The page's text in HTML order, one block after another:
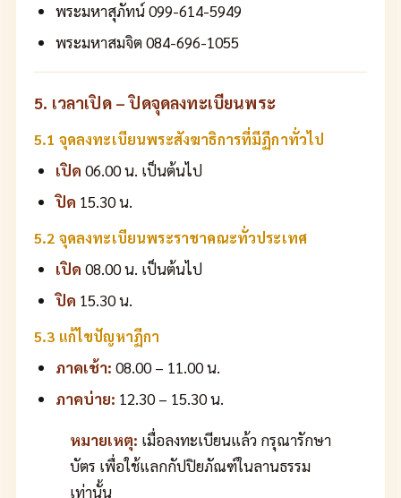
พระมหาสุภัทน์ 099-614-5949
พระมหาสมจิต 084-696-1055
5. เวลาเปิด – ปิดจุดลงทะเบียนพระ
5.1 จุดลงทะเบียนพระสังฆาธิการที่มีฏีกาทั่วไป
เปิด 06.00 น. เป็นต้นไป
ปิด 15.30 น.
5.2 จุดลงทะเบียนพระราชาคณะทั่วประเทศ
เปิด 08.00 น. เป็นต้นไป
ปิด 15.30 น.
5.3 แก้ไขปัญหาฏีกา
ภาคเช้า: 08.00 – 11.00 น.
ภาคบ่าย: 12.30 – 15.30 น.
หมายเหตุ: เมื่อลงทะเบียนแล้ว กรุณารักษา
บัตร เพื่อใช้แลกกัปปิยภัณฑ์ในลานธรรม
เท่านั้น